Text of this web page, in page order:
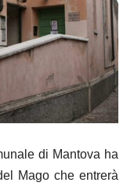
di Mantova ha
Mago che entrerà